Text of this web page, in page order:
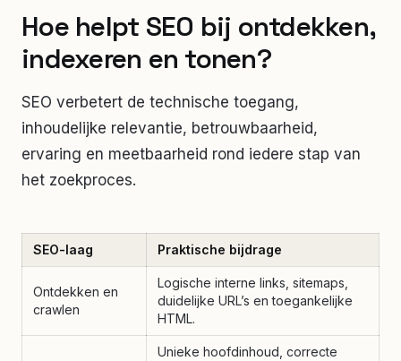
Hoe helpt SEO bij ontdekken,
indexeren en tonen?
SEO verbetert de technische toegang,
inhoudelijke relevantie, betrouwbaarheid,
ervaring en meetbaarheid rond iedere stap van
het zoekproces.
SEO-laag Praktische bijdrage
Ontdekken en
crawlen
Logische interne links, sitemaps,
duidelijke URL’s en toegankelijke
HTML.
Unieke hoofdinhoud, correcte